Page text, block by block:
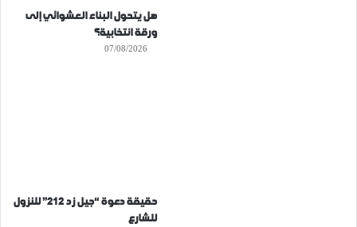
هل يتحول البناء العشوائي إلى
ورقة انتخابية؟
07/08/2026
حقيقة دعوة “جيل زد 212” للنزول
للشارع